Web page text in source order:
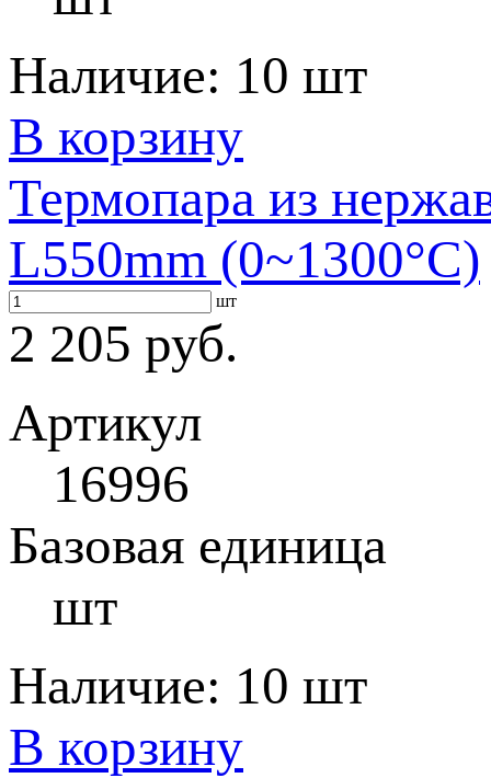
Наличие: 10 шт
В корзину
Термопара из
L550mm (0~1300°C)
шт
2 205 руб.
Артикул
16996
Базовая единица
шт
Наличие: 10 шт
В корзину